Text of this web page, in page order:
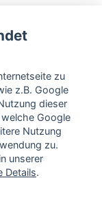
zu
z.B. Google
dieser
Google
Nutzung
zu.
unserer
Details.